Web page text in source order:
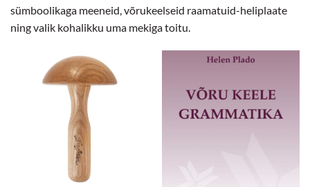
sümboolikaga meeneid, võrukeelseid raamatuid-heliplaate
ning valik kohalikku uma mekiga toitu.